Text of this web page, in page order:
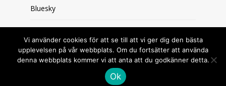
Bluesky
Vi använder cookies för att se till att vi ger dig den bästa
upplevelsen på vår webbplats. Om du fortsätter att använda
denna webbplats kommer vi att anta att du godkänner detta.
Ok